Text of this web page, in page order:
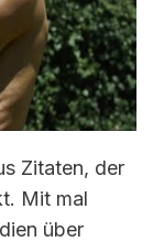
Zitaten, der
Mit mal
über